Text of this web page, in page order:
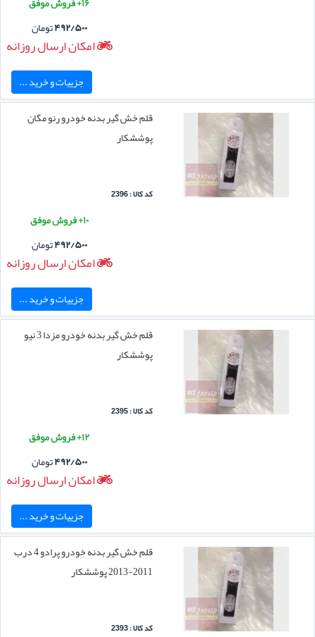
۴۹۲/۵۰۰تومان
امکان ارسال روزانه
جزییات و خرید ...
قلم خش گیر بدنه خودرو رنو مگان
پوششکار
کد کالا : 2396
۱۰+ فروش موفق
۴۹۲/۵۰۰تومان
امکان ارسال روزانه
جزییات و خرید ...
قلم خش گیر بدنه خودرو مزدا 3 نیو
پوششکار
کد کالا : 2395
۱۲+ فروش موفق
۴۹۲/۵۰۰تومان
امکان ارسال روزانه
جزییات و خرید ...
قلم خش گیر بدنه خودرو پرادو 4 درب
2011-2013 پوششکار
کد کالا : 2393